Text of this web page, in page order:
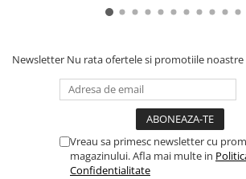
FUNKO POP!
Newsletter Nu rata ofertele si promotiile noastre
Vreau sa primesc newsletter cu
magazinului. Afla mai multe in
Confidentialitate